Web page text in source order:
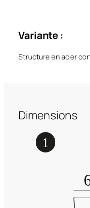
Variante :
Structure en acier
Dimensions